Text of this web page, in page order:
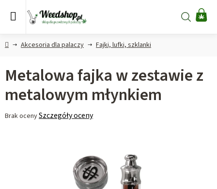
Szukaj
HomeAkcesoria dla palaczy Fajki, lufki, szklanki
Metalowa fajka w zestawie z
metalowym młynkiem
Średnia
Brak ocenySzczegóły oceny